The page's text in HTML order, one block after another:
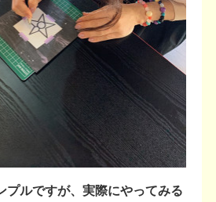
ルですが、実際にやってみる